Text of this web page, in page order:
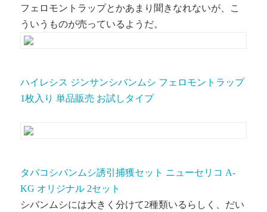
フェロモントラップとかあまり聞きなれないが、こ
ういうものが売っているようだ。
ハイレシス ジンサンシバンムシ フェロモントラップ
1枚入り 単品販売 お試しタイプ
タバコシバンムシ誘引捕獲セット ニューセリコ A-
KG オリジナル 2セット
シバンムシには大きく分けて2種類いるらしく、だい